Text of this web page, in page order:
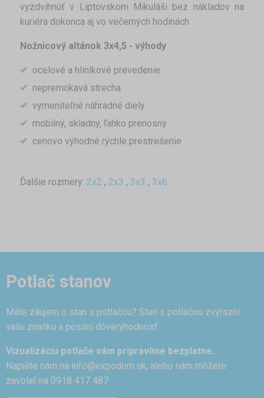
vyzdvihnúť v Liptovskom Mikuláši bez nákladov na
kuriéra dokonca aj vo večerných hodinách
Nožnicový altánok 3x4,5 - výhody
ocelové a hliníkové prevedenie
nepremokavá strecha
vymeniteľné náhradné diely
mobilný, skladný, ľahko prenosný
cenovo výhodné rýchle prestrešenie
Ďalšie rozmery: 2x2 , 2x3 , 3x3 , 3x6
Potlač stanov
Máte záujem o stan s potlačou? Stan s potlačou zvýrazní
vašu značku a posilní dôveryhodnosť.
Vizualizáciu potlače vám pripravíme bezplatne.
Napíšte nám na info@expodom.sk, alebo nám môžete
zavolať na 0918 417 487